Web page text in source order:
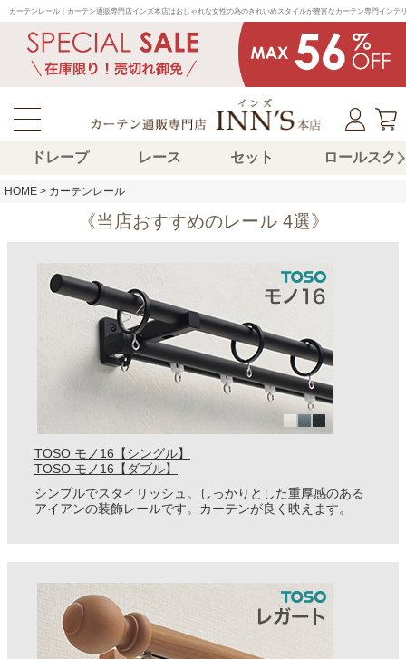
カーテンレール｜カーテン通販専門店インズ本店はおしゃれな女性の為のきれいめスタイルが豊富なカーテン専門インテ
ドレープ レース セット ロールスク
HOME カーテンレール
《当店おすすめのレール 4選》
TOSO モノ16【シングル】
TOSO モノ16【ダブル】
シンプルでスタイリッシュ。しっかりとした重厚感のある
アイアンの装飾レールです。カーテンが良く映えます。